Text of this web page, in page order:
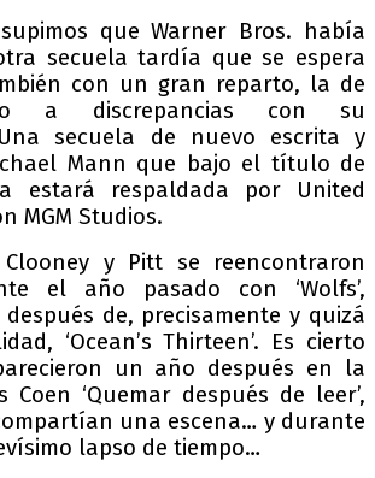
que Warner Bros. había
secuela tardía que se espera
con un gran reparto, la de
a discrepancias con su
secuela de nuevo escrita y
Mann que bajo el título de
estará respaldada por United
MGM Studios.
y Pitt se reencontraron
el año pasado con ‘Wolfs’,
de, precisamente y quizá
‘Ocean’s Thirteen’. Es cierto
un año después en la
‘Quemar después de leer’,
una escena… y durante
lapso de tiempo…